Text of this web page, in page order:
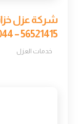
شركة عزل
56521415 – 50702044
خدمات العزل